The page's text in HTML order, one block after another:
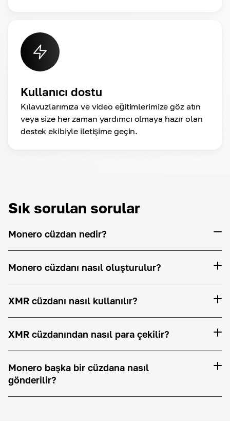
Kullanıcı dostu
Kılavuzlarımıza ve video eğitimlerimize göz atın
veya size her zaman yardımcı olmaya hazır olan
destek ekibiyle iletişime geçin.
Sık sorulan sorular
Monero cüzdan nedir?
Monero cüzdanı nasıl oluşturulur?
XMR cüzdanı nasıl kullanılır?
XMR cüzdanından nasıl para çekilir?
Monero başka bir cüzdana nasıl
gönderilir?